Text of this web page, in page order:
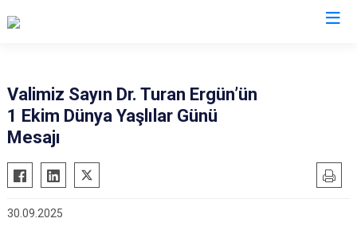
Valimiz Sayın Dr. Turan Ergün’ün
1 Ekim Dünya Yaşlılar Günü
Mesajı
30.09.2025